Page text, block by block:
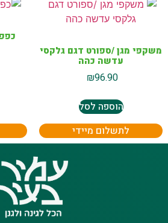
משקפי מגן /ספורט דגם גלקסי
עדשה כהה
₪96.90
הוספה לסל
לתשלום מיידי